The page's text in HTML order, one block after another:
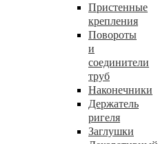
Пристенные
крепления
Повороты
и
соединители
труб
Наконечники
Держатель
ригеля
Заглушки